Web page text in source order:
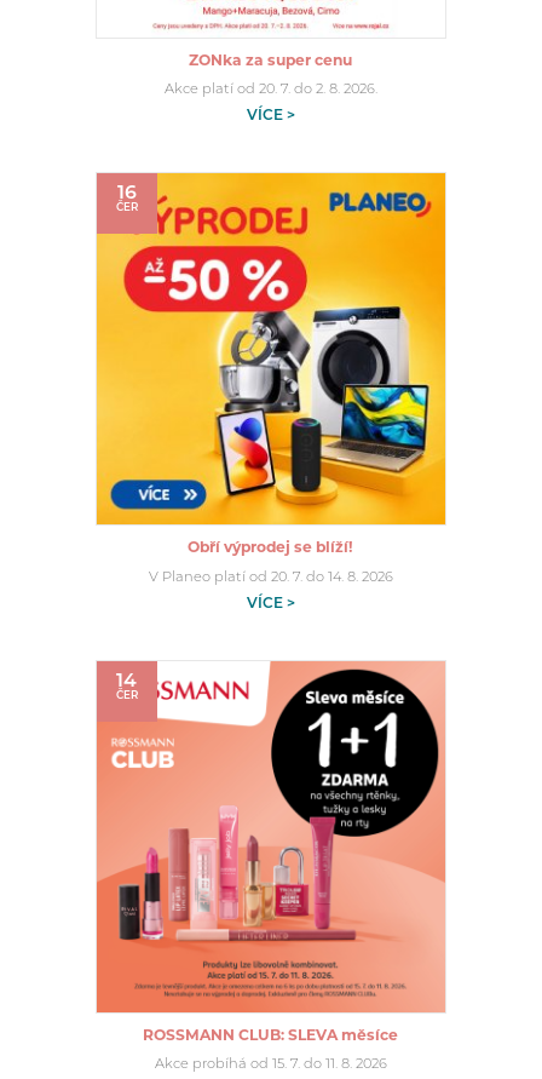
ZONka za super cenu
Akce platí od 20. 7. do 2. 8. 2026.
VÍCE >
16
ČER
Obří výprodej se blíží!
V Planeo platí od 20. 7. do 14. 8. 2026
VÍCE >
14
ČER
ROSSMANN CLUB: SLEVA měsíce
Akce probíhá od 15. 7. do 11. 8. 2026